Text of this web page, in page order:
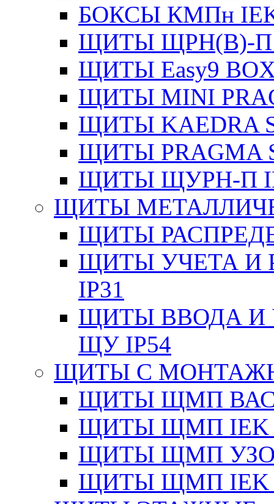
БОКСЫ КМПн
ЩИТЫ ЩРН(В)-П
ЩИТЫ Easy9 BOX
ЩИТЫ MINI
ЩИТЫ KAEDRA
ЩИТЫ PRAGMA
ЩИТЫ ЩУРН-П
ЩИТЫ
ЩИТЫ
ЩИТЫ УЧЕТА И
IP31
ЩИТЫ ВВОДА И
ЩУ IP54
ЩИТЫ С
ЩИТЫ ЩМП ВАС
ЩИТЫ ЩМП IEK
ЩИТЫ ЩМП
ЩИТЫ ЩМП IEK